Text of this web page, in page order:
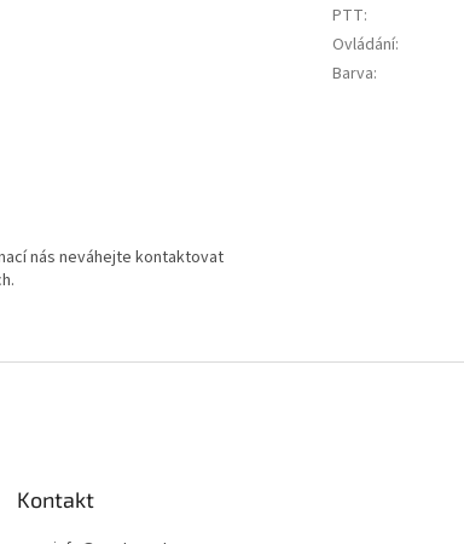
nás neváhejte kontaktovat
PTT:
Ovládání:
Barva:
Kontakt